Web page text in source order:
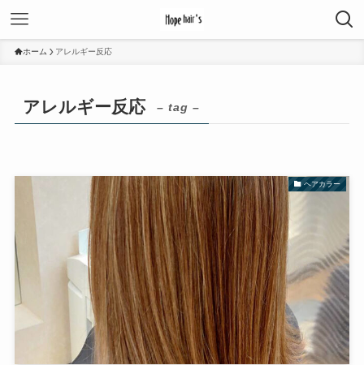
ホーム アレルギー反応
アレルギー反応 – tag –
ヘアカラー